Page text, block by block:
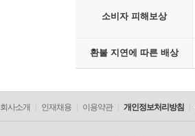
소비자 피해보상
환불 지연에 따른 배상
회사소개 인재채용 이용약관 개인정보처리방침